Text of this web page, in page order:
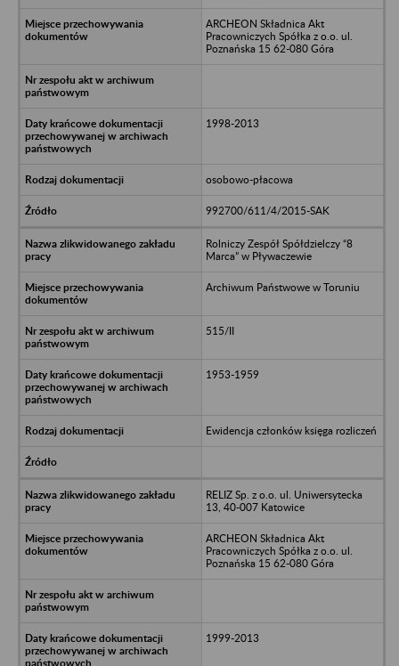
ARCHEON Składnica Akt
Pracowniczych Spółka z o.o. ul.
Poznańska 15 62-080 Góra
1998-2013
osobowo-płacowa
992700/611/4/2015-SAK
Rolniczy Zespół Spółdzielczy “8
Marca” w Pływaczewie
Archiwum Państwowe w Toruniu
515/II
1953-1959
Ewidencja członków księga rozliczeń
RELIZ Sp. z o.o. ul. Uniwersytecka
13, 40-007 Katowice
ARCHEON Składnica Akt
Pracowniczych Spółka z o.o. ul.
Poznańska 15 62-080 Góra
1999-2013